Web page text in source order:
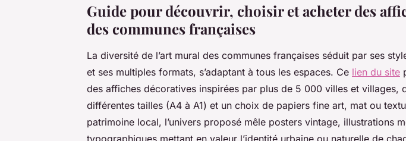
Guide pour découvrir, choisir et acheter des
des communes françaises
La diversité de l’art mural des communes françaises séduit par ses
et ses multiples formats, s’adaptant à tous les espaces. Ce lien du site
des affiches décoratives inspirées par plus de 5 000 villes et villages,
différentes tailles (A4 à A1) et un choix de papiers fine art, mat ou
patrimoine local, l’univers proposé mêle posters vintage, illustrations
typographiques mettant en valeur l’identité urbaine ou naturelle de